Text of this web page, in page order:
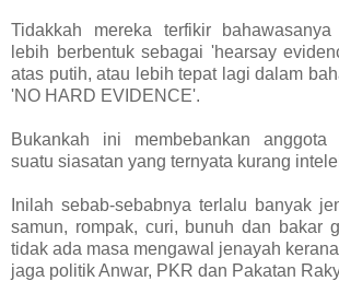
Tidakkah mereka terfikir
lebih berbentuk sebagai 'hearsay
atas putih, atau lebih tepat lagi dalam
'NO HARD EVIDENCE'.
Bukankah ini membebankan
suatu siasatan yang ternyata kurang
Inilah sebab-sebabnya terlalu banyak
samun, rompak, curi, bunuh dan bakar
tidak ada masa mengawal jenayah
jaga politik Anwar, PKR dan Pakatan